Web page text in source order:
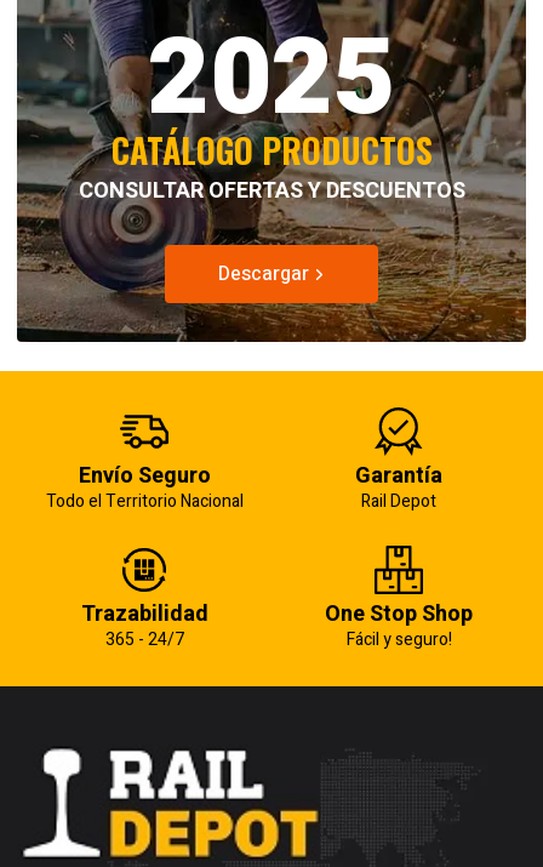
2025
CATÁLOGO PRODUCTOS
CONSULTAR OFERTAS Y DESCUENTOS
Descargar
Envío Seguro
Todo el Territorio Nacional
Garantía
Rail Depot
Trazabilidad
365 - 24/7
One Stop Shop
Fácil y seguro!